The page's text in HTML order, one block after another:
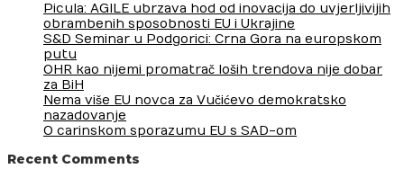
Picula: AGILE ubrzava hod od inovacija do uvjerljivijih
obrambenih sposobnosti EU i Ukrajine
S&D Seminar u Podgorici: Crna Gora na europskom
putu
OHR kao nijemi promatrač loših trendova nije dobar
za BiH
Nema više EU novca za Vučićevo demokratsko
nazadovanje
O carinskom sporazumu EU s SAD-om
Recent Comments